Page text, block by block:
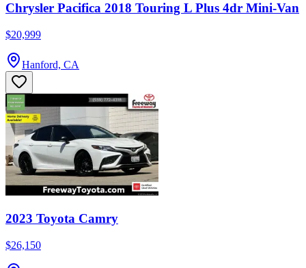
Chrysler Pacifica 2018 Touring L Plus 4dr Mini-Van
$20,999
Hanford, CA
2023 Toyota Camry
$26,150